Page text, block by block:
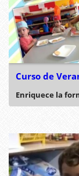
Curso de
Enriquece la